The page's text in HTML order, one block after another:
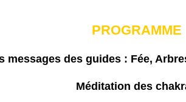
PROGRAMME
messages des guides : Fée,
Méditation des